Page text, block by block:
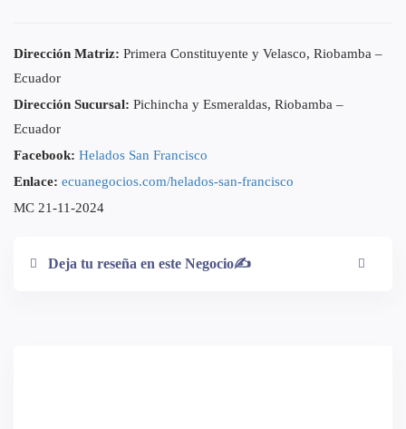
Dirección Matriz: Primera Constituyente y Velasco, Riobamba –
Ecuador
Dirección Sucursal: Pichincha y Esmeraldas, Riobamba –
Ecuador
Facebook: Helados San Francisco
Enlace: ecuanegocios.com/helados-san-francisco
MC 21-11-2024
Deja tu reseña en este Negocio✍